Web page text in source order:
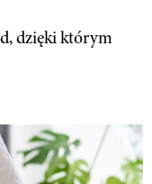
dzięki którym